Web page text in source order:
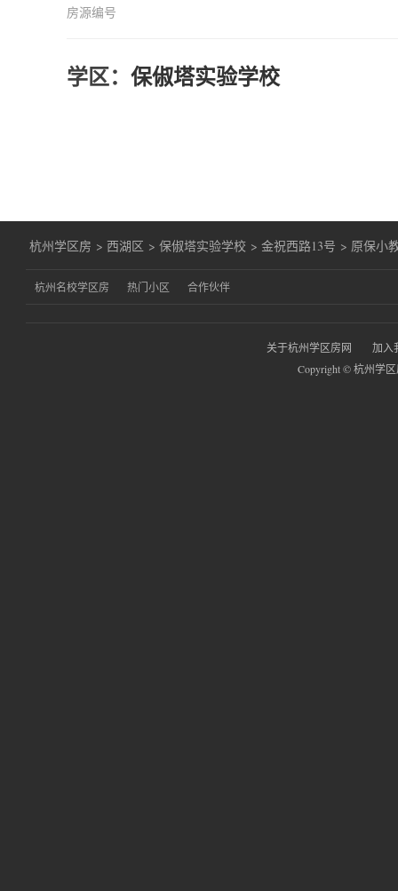
房源编号
学区：保俶塔实验学校
杭州学区房 > 西湖区 >保俶塔实验学校 >金祝西路13号 > 原保小
杭州名校学区房 热门小区 合作伙伴
关于杭州学区房网
加入
Copyright © 杭州学